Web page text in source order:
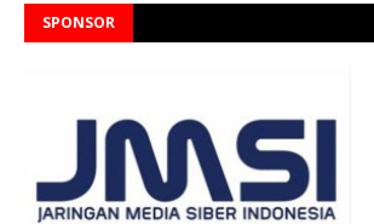
SPONSOR